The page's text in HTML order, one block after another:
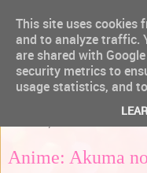
Anime: Akuma
This site uses cookies
and to analyze traffic.
are shared with
security metrics to
usage statistics, and